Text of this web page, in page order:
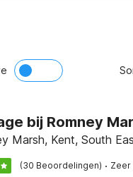
bij Romney
Marsh, Kent, South
(30 Beoordelingen) · Zeer